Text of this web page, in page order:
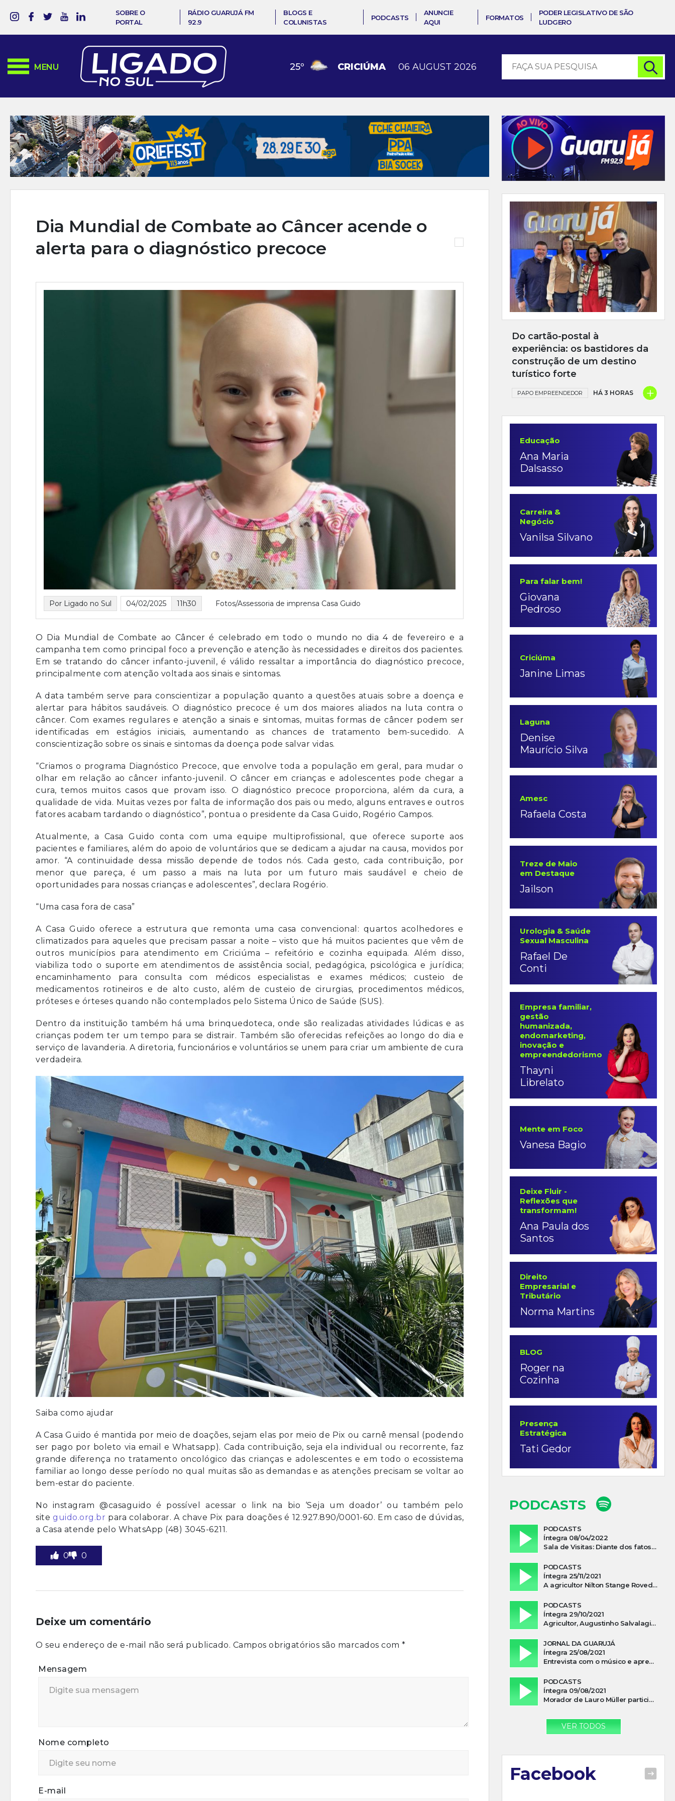
SOBRE O
PORTAL
RÁDIO GUARUJÁ FM
92.9
BLOGS E
COLUNISTAS
PODCASTS
ANUNCIE
AQUI
FORMATOS
PODER LEGISLATIVO DE SÃO
LUDGERO
MENU 25º CRICIÚMA 06 AUGUST 2026
Dia Mundial de Combate ao Câncer acende o
alerta para o diagnóstico precoce
Por Ligado no Sul 04/02/2025 11h30 Fotos/Assessoria de imprensa Casa Guido
O Dia Mundial de Combate ao Câncer é celebrado em todo o mundo no dia 4 de fevereiro e a
campanha tem como principal foco a prevenção e atenção às necessidades e direitos dos pacientes.
Em se tratando do câncer infanto-juvenil, é válido ressaltar a importância do diagnóstico precoce,
principalmente com atenção voltada aos sinais e sintomas.
A data também serve para conscientizar a população quanto a questões atuais sobre a doença e
alertar para hábitos saudáveis. O diagnóstico precoce é um dos maiores aliados na luta contra o
câncer. Com exames regulares e atenção a sinais e sintomas, muitas formas de câncer podem ser
identificadas em estágios iniciais, aumentando as chances de tratamento bem-sucedido. A
conscientização sobre os sinais e sintomas da doença pode salvar vidas.
“Criamos o programa Diagnóstico Precoce, que envolve toda a população em geral, para mudar o
olhar em relação ao câncer infanto-juvenil. O câncer em crianças e adolescentes pode chegar a
cura, temos muitos casos que provam isso. O diagnóstico precoce proporciona, além da cura, a
qualidade de vida. Muitas vezes por falta de informação dos pais ou medo, alguns entraves e outros
fatores acabam tardando o diagnóstico”, pontua o presidente da Casa Guido, Rogério Campos.
Atualmente, a Casa Guido conta com uma equipe multiprofissional, que oferece suporte aos
pacientes e familiares, além do apoio de voluntários que se dedicam a ajudar na causa, movidos por
amor. “A continuidade dessa missão depende de todos nós. Cada gesto, cada contribuição, por
menor que pareça, é um passo a mais na luta por um futuro mais saudável e cheio de
oportunidades para nossas crianças e adolescentes”, declara Rogério.
“Uma casa fora de casa”
A Casa Guido oferece a estrutura que remonta uma casa convencional: quartos acolhedores e
climatizados para aqueles que precisam passar a noite – visto que há muitos pacientes que vêm de
outros municípios para atendimento em Criciúma – refeitório e cozinha equipada. Além disso,
viabiliza todo o suporte em atendimentos de assistência social, pedagógica, psicológica e jurídica;
encaminhamento para consulta com médicos especialistas e exames médicos; custeio de
medicamentos rotineiros e de alto custo, além de custeio de cirurgias, procedimentos médicos,
próteses e órteses quando não contemplados pelo Sistema Único de Saúde (SUS).
Dentro da instituição também há uma brinquedoteca, onde são realizadas atividades lúdicas e as
crianças podem ter um tempo para se distrair. Também são oferecidas refeições ao longo do dia e
serviço de lavanderia. A diretoria, funcionários e voluntários se unem para criar um ambiente de cura
verdadeira.
Saiba como ajudar
A Casa Guido é mantida por meio de doações, sejam elas por meio de Pix ou carnê mensal (podendo
ser pago por boleto via email e Whatsapp). Cada contribuição, seja ela individual ou recorrente, faz
grande diferença no tratamento oncológico das crianças e adolescentes e em todo o ecossistema
familiar ao longo desse período no qual muitas são as demandas e as atenções precisam se voltar ao
bem-estar do paciente.
No instagram @casaguido é possível acessar o link na bio ‘Seja um doador’ ou também pelo
site guido.org.br para colaborar. A chave Pix para doações é 12.927.890/0001-60. Em caso de dúvidas,
a Casa atende pelo WhatsApp (48) 3045-6211.
0 0
Deixe um comentário
O seu endereço de e-mail não será publicado. Campos obrigatórios são marcados com *
Mensagem
Nome completo
E-mail
Do cartão-postal à
experiência: os bastidores da
construção de um destino
turístico forte
PAPO EMPREENDEDOR HÁ 3 HORAS +
Educação
Ana Maria
Dalsasso
Carreira &
Negócio
Vanilsa Silvano
Para falar bem!
Giovana
Pedroso
Criciúma
Janine Limas
Laguna
Denise
Maurício Silva
Amesc
Rafaela Costa
Treze de Maio
em Destaque
Jailson
Urologia & Saúde
Sexual Masculina
Rafael De
Conti
Empresa familiar,
gestão
humanizada,
endomarketing,
inovação e
empreendedorismo
Thayni
Librelato
Mente em Foco
Vanesa Bagio
Deixe Fluir -
Reflexões que
transformam!
Ana Paula dos
Santos
Direito
Empresarial e
Tributário
Norma Martins
BLOG
Roger na
Cozinha
Presença
Estratégica
Tati Gedor
PODCASTS
PODCASTS
Íntegra 08/04/2022
Sala de Visitas: Diante dos fatos que influenciam a economia o que podemos esperar de 2022
PODCASTS
Íntegra 25/11/2021
A agricultor Nilton Stange Roveda, afirma ter recebido ajuda espiritual durante acidente
PODCASTS
Íntegra 29/10/2021
Agricultor, Augustinho Salvalagio, relata sobre aparição do Cavaleiro Negro no Rio das Furnas
JORNAL DA GUARUJÁ
Íntegra 25/08/2021
Entrevista com o músico e apresentador, Lismael Ferrareis, no Cidade e Campo
PODCASTS
Íntegra 09/08/2021
Morador de Lauro Müller participa de motociata em apoio a Bolsonaro
VER TODOS
Facebook